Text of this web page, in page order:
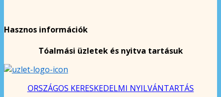
Hasznos információk
Tóalmási üzletek és nyitva tartásuk
ORSZÁGOS KERESKEDELMI NYILVÁNTARTÁS